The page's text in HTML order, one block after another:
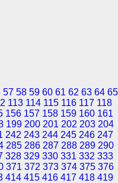
57 58 59 60 61 62 63 64 65
113 114 115 116 117 118
156 157 158 159 160 161
199 200 201 202 203 204
242 243 244 245 246 247
285 286 287 288 289 290
328 329 330 331 332 333
371 372 373 374 375 376
414 415 416 417 418 419